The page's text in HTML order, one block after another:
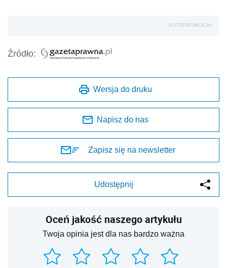
AUTOPROMOCJA
Źródło:
Wersja do druku
Napisz do nas
Zapisz się na newsletter
Udostępnij
Oceń jakość naszego artykułu
Twoja opinia jest dla nas bardzo ważna